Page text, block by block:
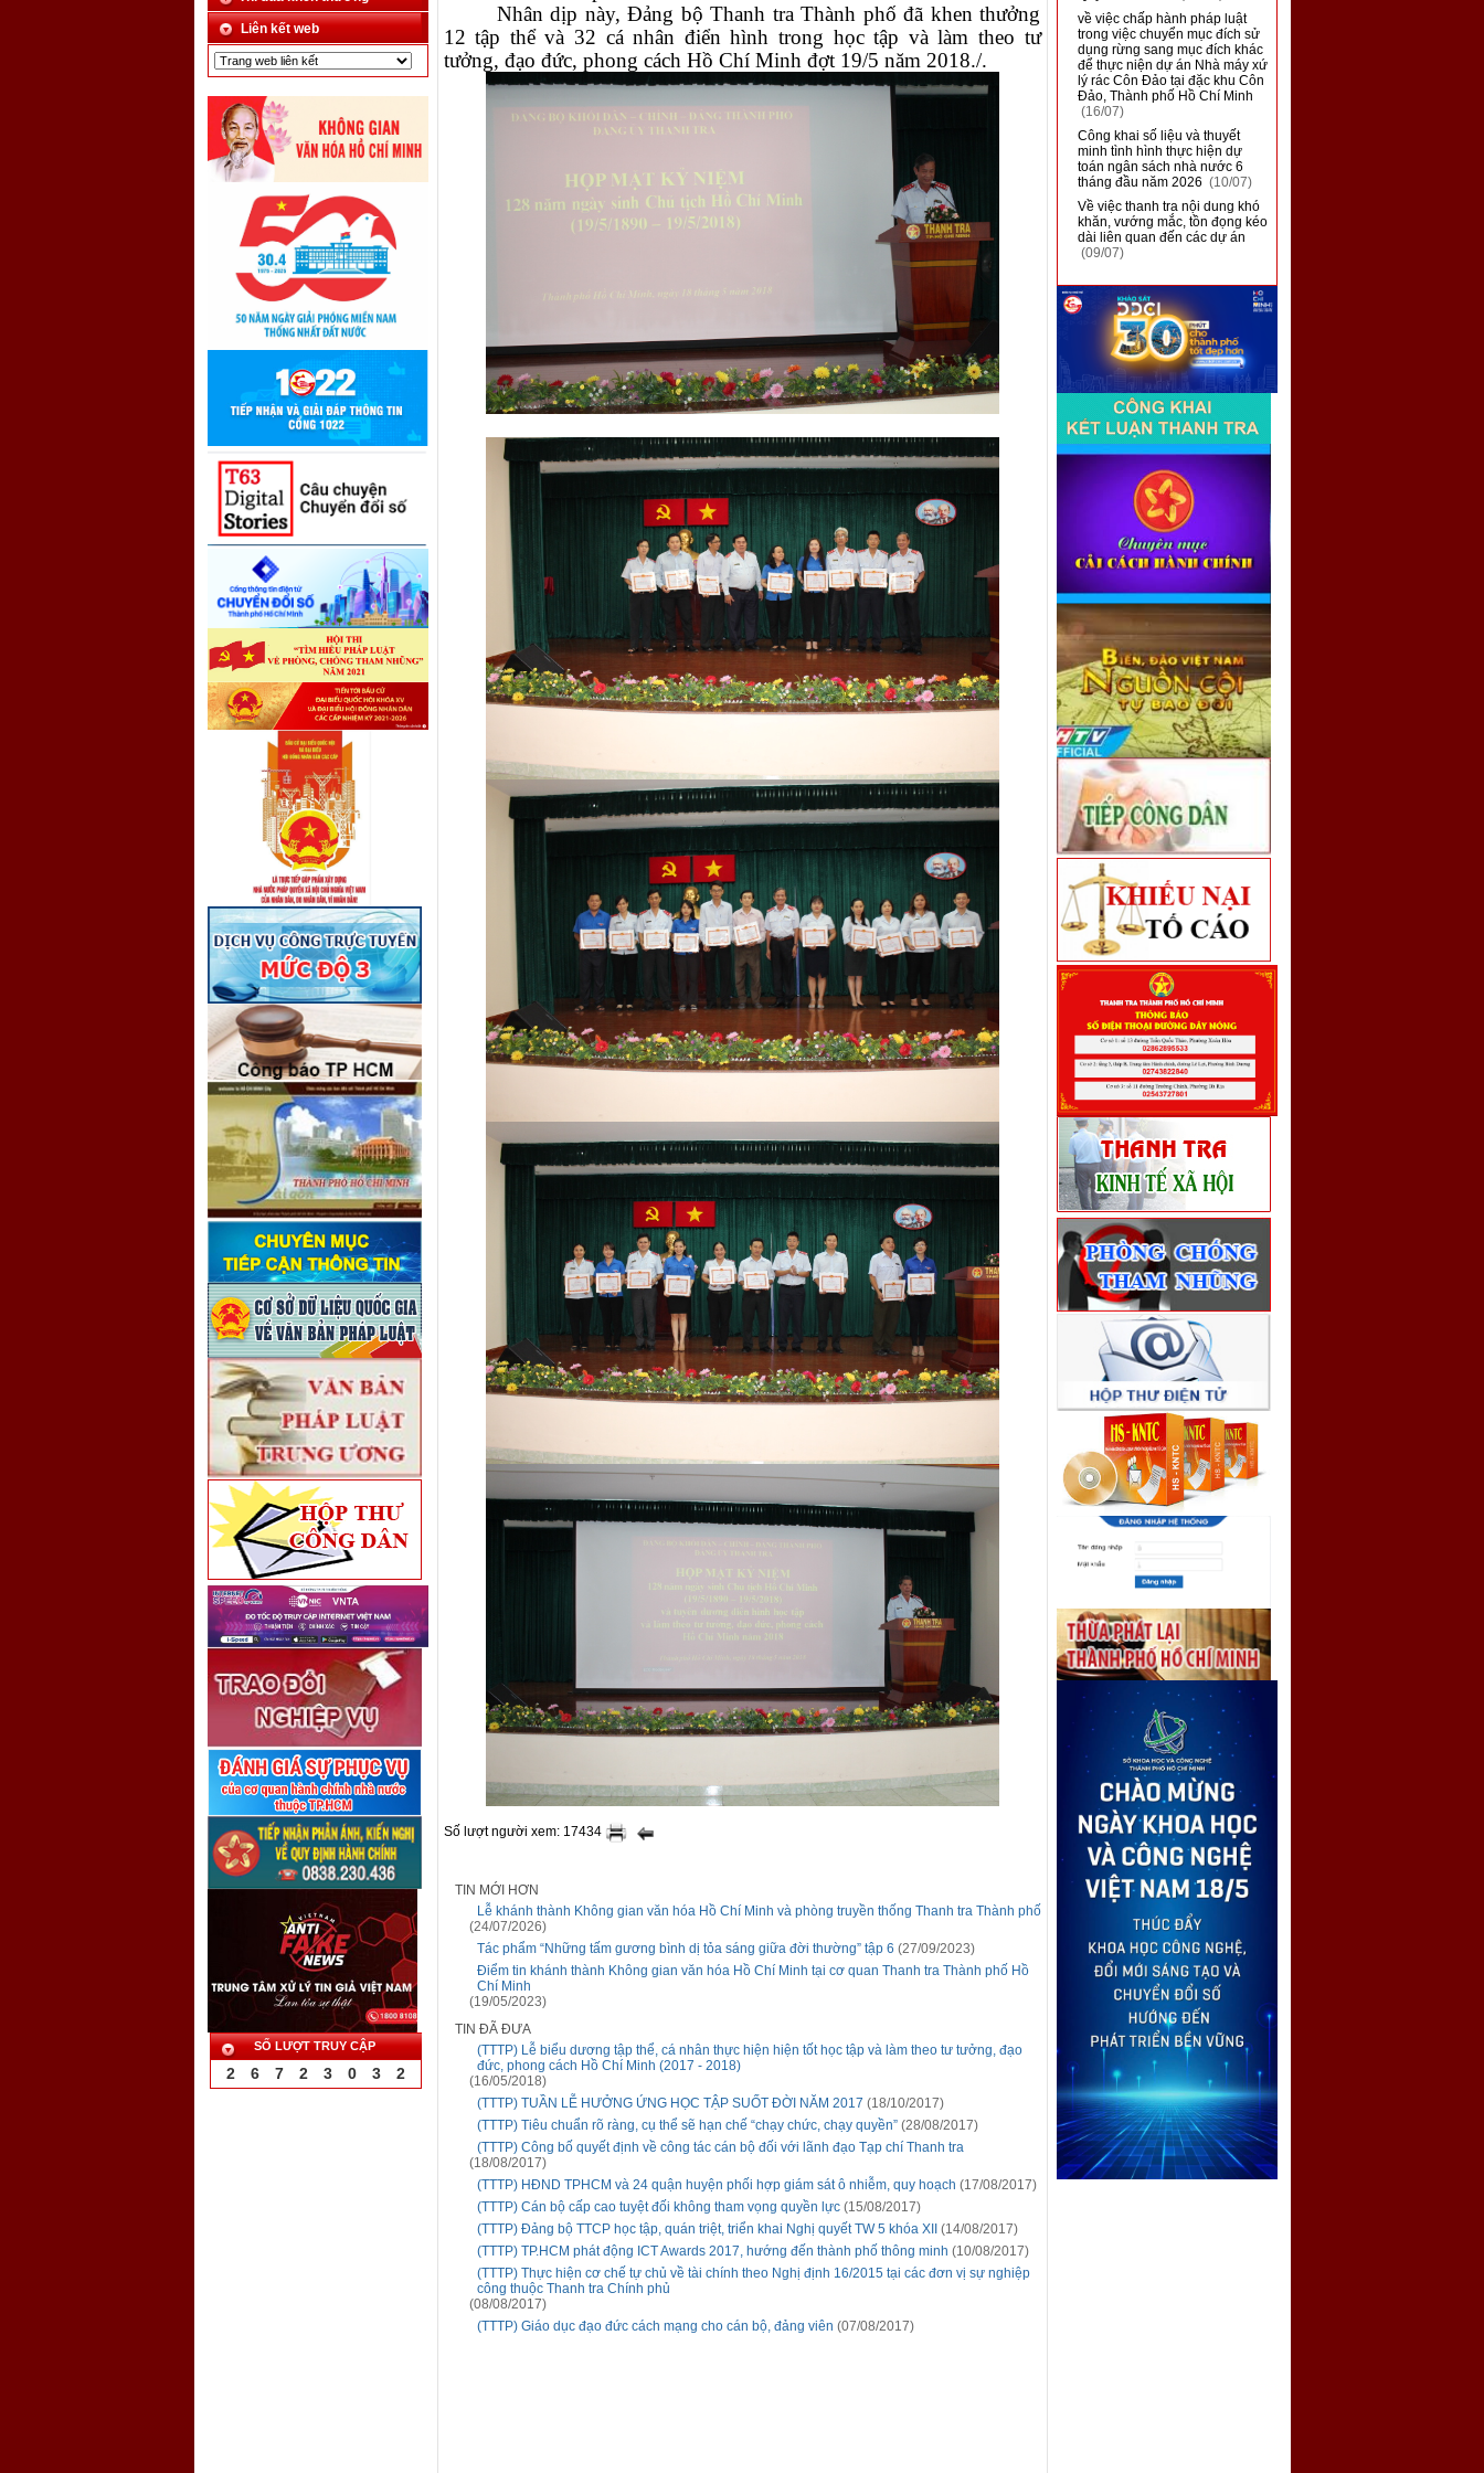
Liên kết web
SỐ LƯỢT TRUY CẬP
2 6 7 2 3 0 3 2
Nhân dịp này, Đảng bộ Thanh tra Thành phố đã khen thưởng
12 tập thể và 32 cá nhân điển hình trong học tập và làm theo tư
tưởng, đạo đức, phong cách Hồ Chí Minh đợt 19/5 năm 2018./.
Số lượt người xem: 17434
TIN MỚI HƠN
Lễ khánh thành Không gian văn hóa Hồ Chí Minh và phòng truyền thống Thanh tra Thành phố
(24/07/2026)
Tác phẩm “Những tấm gương bình dị tỏa sáng giữa đời thường” tập 6 (27/09/2023)
Điểm tin khánh thành Không gian văn hóa Hồ Chí Minh tại cơ quan Thanh tra Thành phố Hồ
Chí Minh
(19/05/2023)
TIN ĐÃ ĐƯA
(TTTP) Lễ biểu dương tập thể, cá nhân thực hiện hiện tốt học tập và làm theo tư tưởng, đạo
đức, phong cách Hồ Chí Minh (2017 - 2018)
(16/05/2018)
(TTTP) TUẦN LỄ HƯỞNG ỨNG HỌC TẬP SUỐT ĐỜI NĂM 2017 (18/10/2017)
(TTTP) Tiêu chuẩn rõ ràng, cụ thể sẽ hạn chế “chạy chức, chạy quyền”(28/08/2017)
(TTTP) Công bố quyết định về công tác cán bộ đối với lãnh đạo Tạp chí Thanh tra
(18/08/2017)
(TTTP) HĐND TPHCM và 24 quận huyện phối hợp giám sát ô nhiễm, quy hoạch (17/08/2017)
(TTTP) Cán bộ cấp cao tuyệt đối không tham vọng quyền lực(15/08/2017)
(TTTP) Đảng bộ TTCP học tập, quán triệt, triển khai Nghị quyết TW 5 khóa XII
(14/08/2017)
(TTTP) TP.HCM phát động ICT Awards 2017, hướng đến thành phố thông minh (10/08/2017)
(TTTP) Thực hiện cơ chế tự chủ về tài chính theo Nghị định 16/2015 tại các đơn vị sự nghiệp
công thuộc Thanh tra Chính phủ
(08/08/2017)
(TTTP) Giáo dục đạo đức cách mạng cho cán bộ, đảng viên (07/08/2017)
về việc chấp hành pháp luật
trong việc chuyển mục đích sử
dụng rừng sang mục đích khác
để thực niện dự án Nhà máy xứ
lý rác Côn Đảo tại đặc khu Côn
Đảo, Thành phố Hồ Chí Minh
(16/07)
Công khai số liệu và thuyết
minh tình hình thực hiện dự
toán ngân sách nhà nước 6
tháng đầu năm 2026 (10/07)
Về việc thanh tra nội dung khó
khăn, vướng mắc, tồn đọng kéo
dài liên quan đến các dự án
(09/07)